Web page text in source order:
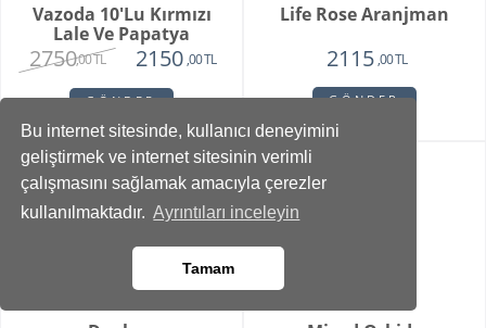
Bu internet sitesinde, kullanıcı deneyimini
geliştirmek ve internet sitesinin verimli
çalışmasını sağlamak amacıyla çerezler
kullanılmaktadır. Ayrıntıları inceleyin
Tamam
6715,00 TL 5715 ,00 TL
GÖNDER
1850,00 TL 1620 ,00 TL
GÖNDER
Ellevana Orkide
Frankfurt Oval Gümüş
Saksı Turuncu 8 Gül